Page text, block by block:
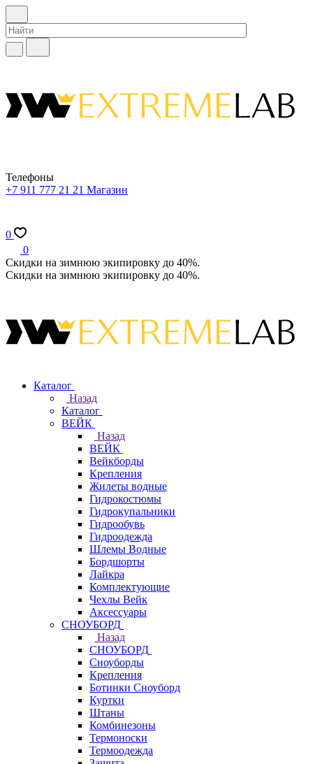
Телефоны
+7 911 777 21 21 Магазин
0
0
Скидки на зимнюю экипировку до 40%.
Скидки на зимнюю экипировку до 40%.
Каталог
Назад
Каталог
ВЕЙК
Назад
ВЕЙК
Вейкборды
Крепления
Жилеты водные
Гидрокостюмы
Гидрокупальники
Гидрообувь
Гидроодежда
Шлемы Водные
Бордшорты
Лайкра
Комплектующие
Чехлы Вейк
Аксессуары
СНОУБОРД
Назад
СНОУБОРД
Сноуборды
Крепления
Ботинки Сноуборд
Куртки
Штаны
Комбинезоны
Термоноски
Термоодежда